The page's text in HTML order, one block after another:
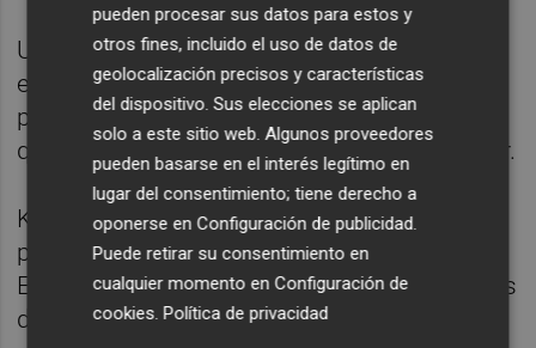
Unas novedades de Serrano que, bajo el
eslogan "Despierta tus sentidos", apuestan
por el placer sensorial del sabor y con las
que refuerza su carácter original e innovador.
Kantar Worldpanel avala la importante
penetración de Serrano en los hogares de
España durante 2014: más de cinco millones
de hogares, es decir, casi uno de cada tres.
pueden procesar sus datos para estos y
otros fines, incluido el uso de datos de
geolocalización precisos y características
del dispositivo. Sus elecciones se aplican
solo a este sitio web. Algunos proveedores
pueden basarse en el interés legítimo en
lugar del consentimiento; tiene derecho a
oponerse enConfiguración de publicidad
Puede retirar su consentimiento en
cualquier momento enConfiguración de
cookies .Política de privacidad